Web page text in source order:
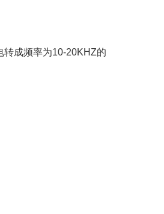
成频率为10-20KHZ的